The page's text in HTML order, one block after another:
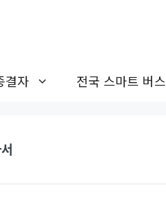
결자 전국 스마트 버스